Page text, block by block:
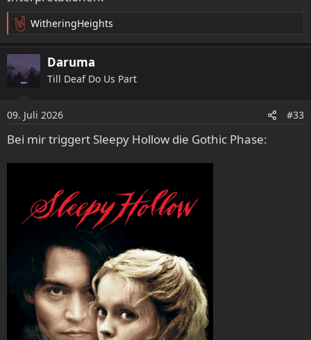
R
e
a
k
t
n
e
n
:
WitheringHeights
Daruma
Till Deaf Do Us Part
09. Juli 2026 #33
Bei mir triggert Sleepy Hollow die Gothic Phase: